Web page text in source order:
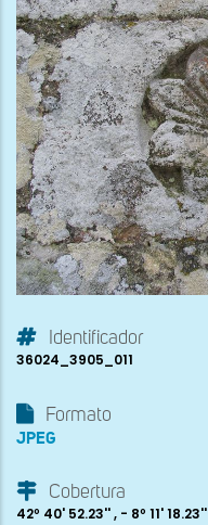
Identificador
36024_3905_011
Formato
JPEG
Cobertura
42º 40' 52.23'' , - 8º 11' 18.23''